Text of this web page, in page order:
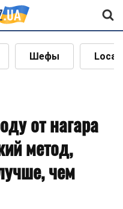
Шефы Local
от нагара
метод,
чем